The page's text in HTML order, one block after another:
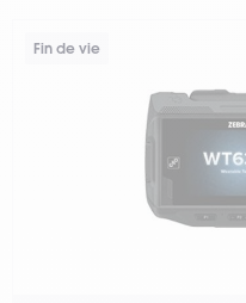
Fin de vie